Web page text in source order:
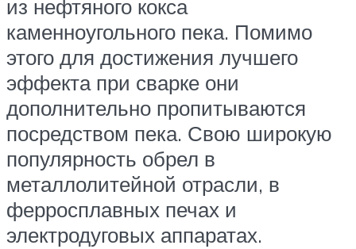
из нефтяного кокса
каменноугольного пека. Помимо
этого для достижения лучшего
эффекта при сварке они
дополнительно пропитываются
посредством пека. Свою широкую
популярность обрел в
металлолитейной отрасли, в
ферросплавных печах и
электродуговых аппаратах.